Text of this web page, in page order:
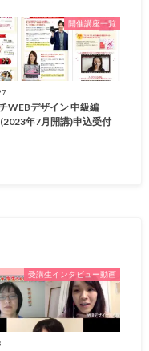
開催講座一覧
WEBデザイン 中級編
年7月開講)申込受付
受講生インタビュー動画